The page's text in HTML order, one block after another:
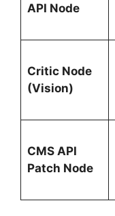
API Node
Critic Node
(Vision)
CMS API
Patch Node